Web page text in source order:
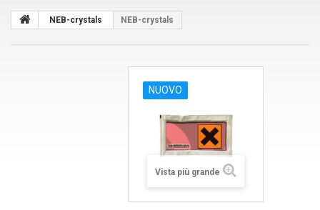
NEB-crystals NEB-crystals
NUOVO
Vista più grande